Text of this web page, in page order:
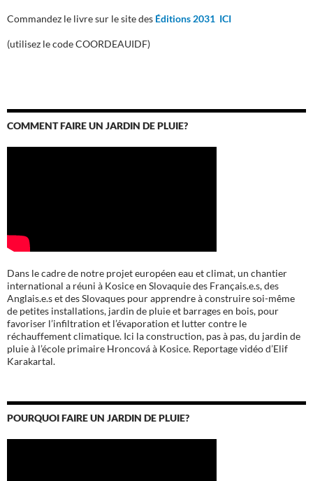
Commandez le livre sur le site des Éditions 2031 ICI
(utilisez le code COORDEAUIDF)
COMMENT FAIRE UN JARDIN DE PLUIE?
Dans le cadre de notre projet européen eau et climat, un chantier
international a réuni à Kosice en Slovaquie des Français.e.s, des
Anglais.e.s et des Slovaques pour apprendre à construire soi-même
de petites installations, jardin de pluie et barrages en bois, pour
favoriser l’infiltration et l’évaporation et lutter contre le
réchauffement climatique. Ici la construction, pas à pas, du jardin de
pluie à l’école primaire Hroncová à Kosice. Reportage vidéo d’Elif
Karakartal.
POURQUOI FAIRE UN JARDIN DE PLUIE?